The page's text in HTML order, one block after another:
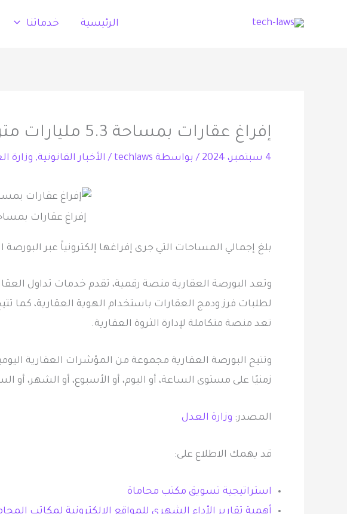
الرئيسية خدماتنا
إفراغ عقارات بمساحة 5.3 مليارات متر مربع عبر البورصة العقارية
4 سبتمبر، 2024 / بواسطة techlaws
/ الأخبار القانونية, وزارة
إفراغ عقارات بمساحة 5.3 مليارات متر مربع عبر البورصة
بلغ إجمالي المساحات التي جرى إفراغها إلكترونياً عبر البورصة العقارية، أكثر من 5.3 مليارات متر مربع،
وتعد البورصة العقارية منصة رقمية، تقدم خدمات تداول
لطلبات فرز ودمج العقارات باستخدام الهوية العقارية،
تعد منصة متكاملة لإدارة الثروة العقارية.
وتتيح البورصة العقارية مجموعة من المؤشرات العقارية
زمنيًا على مستوى الساعة، أو اليوم، أو الأسبوع، أو الشهر، أو
المصدر: وزارة العدل
قد يهمك الاطلاع على:
استراتيجية تسويق مكتب محاماة
أهمية تقارير الأداء الشهري للمواقع الإلكترونية لمكاتب